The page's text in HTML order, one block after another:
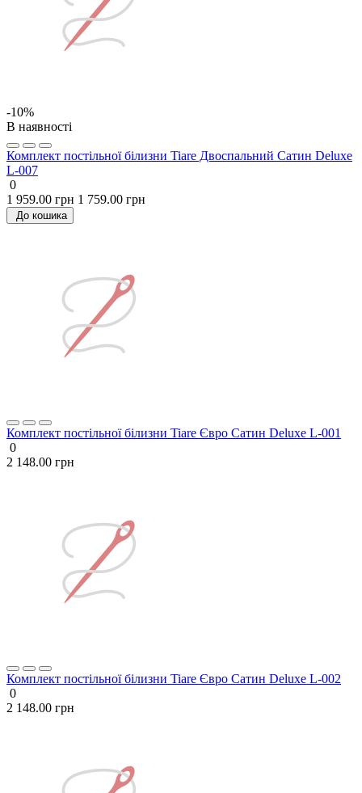
-10%
В наявності
Комплект постільної білизни Tiare Двоспальний Сатин Deluxe
L-007
0
1 959.00 грн 1 759.00 грн
До кошика
Комплект постільної білизни Tiare Євро Сатин Deluxe L-001
0
2 148.00 грн
Комплект постільної білизни Tiare Євро Сатин Deluxe L-002
0
2 148.00 грн